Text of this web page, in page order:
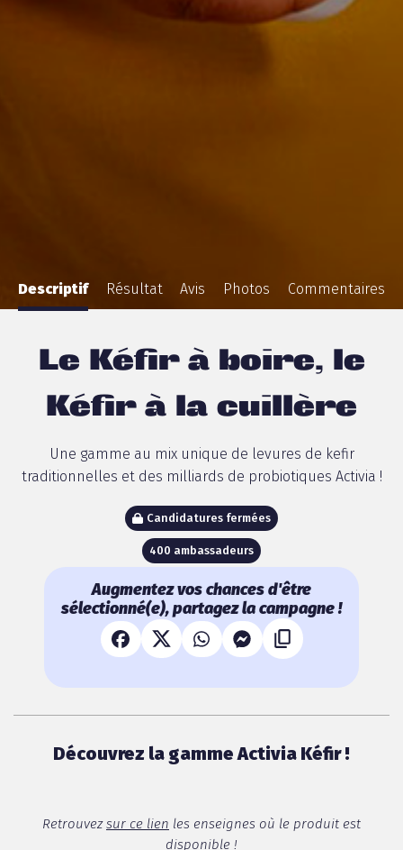
Descriptif Résultat Avis Photos Commentaires
Le Kéfir à boire, le
Kéfir à la cuillère
Une gamme au mix unique de levures de kefir
traditionnelles et des milliards de probiotiques Activia !
Candidatures fermées
400 ambassadeurs
Augmentez vos chances d'être
sélectionné(e), partagez la campagne !
Découvrez la gamme Activia Kéfir !
Retrouvezsur ce lien les enseignes où le produit est
disponible !